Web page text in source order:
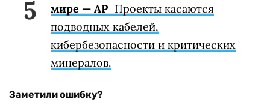
мире — AP Проекты касаются
подводных кабелей,
кибербезопасности и критических
минералов.
Заметили ошибку?